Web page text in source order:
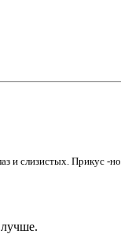
и слизистых. Прикус -